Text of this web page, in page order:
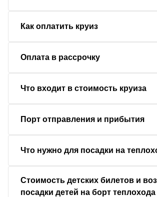
Как оплатить круиз
Оплата в рассрочку
Что входит в стоимость круиза
Порт отправления и прибытия
Что нужно для посадки на
Стоимость детских билетов и
посадки детей на борт теплохода